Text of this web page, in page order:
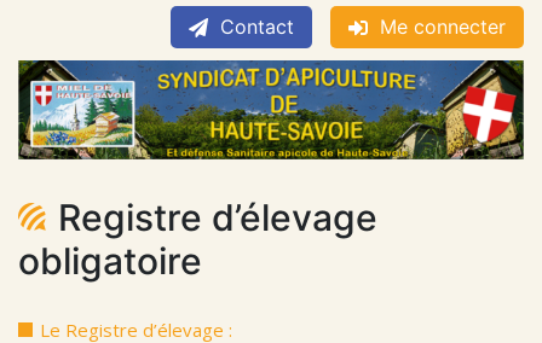
Contact Me connecter
Registre d’élevage
obligatoire
Le Registre d’élevage :